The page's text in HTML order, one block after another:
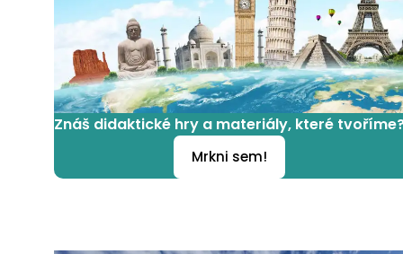
Znáš didaktické hry a materiály, které
Mrkni sem!